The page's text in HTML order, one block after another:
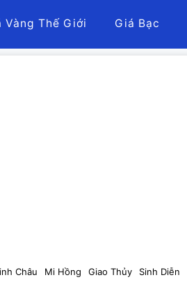
Vàng Thế Giới Giá Bạc
Châu Mi Hồng Giao Thủy Sinh Diễn